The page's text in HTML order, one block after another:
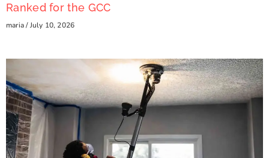
Ranked for the GCC
maria July 10, 2026